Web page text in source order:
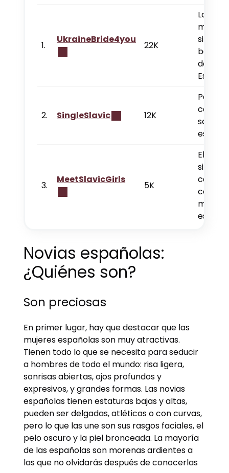
1.
UkraineBride4you
22K
Los
sitios
de
España
2. SingleSlavic 12K
Para
3.
MeetSlavicGirls
5K
El
sitio
con
mujer
Novias españolas:
¿Quiénes son?
Son preciosas
En primer lugar, hay que destacar que las
mujeres españolas son muy atractivas.
Tienen todo lo que se necesita para seducir
a hombres de todo el mundo: risa ligera,
sonrisas abiertas, ojos profundos y
expresivos, y grandes formas. Las novias
españolas tienen estaturas bajas y altas,
pueden ser delgadas, atléticas o con curvas,
pero lo que las une son sus rasgos faciales, el
pelo oscuro y la piel bronceada. La mayoría
de las españolas son morenas ardientes a
las que no olvidarás después de conocerlas